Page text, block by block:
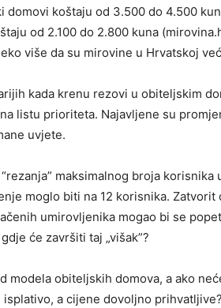
domovi koštaju od 3.500 do 4.500
od 2.100 do 2.800 kuna
više da su mirovine u Hr­vatskoj
kada krenu rezovi u obiteljskim
listu prioriteta. Najavljene su
uvjete.
maksimalnog broja korisnika
moglo biti na 12 korisnika.
umirovljenika mogao bi se
će završiti taj „višak”?
modela obiteljskih do­mova, a ako
a cijene dovoljno